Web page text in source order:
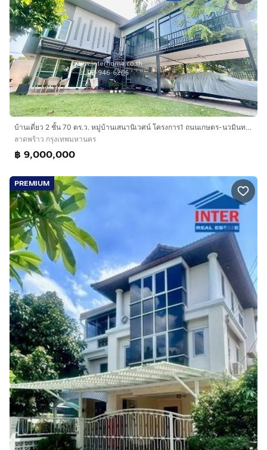
บ้านเดี่ยว 2 ชั้น 70 ตร.ว. หมู่บ้านเสนานิเวศน์ โครงการ1 ถนนเกษตร-นวมินทร์ ถนนเสนานิคม1 เขตลาดพร้าว กรุงเทพมหานคร
ลาดพร้าว กรุงเทพมหานคร
฿ 9,000,000
PREMIUM